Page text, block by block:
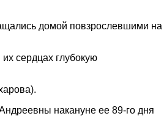
домой повзрослевшими на
сердцах глубокую
накануне ее 89-го дня